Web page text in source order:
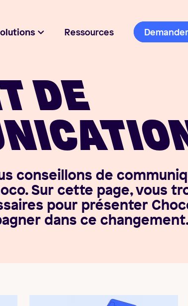
Ressources
DE
conseillons de
Sur cette page, vous
pour présenter
dans ce